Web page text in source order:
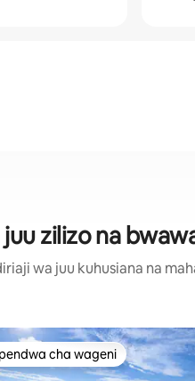
zilizo na
wa juu kuhusiana na
maarufu cha wageni
cha wageni